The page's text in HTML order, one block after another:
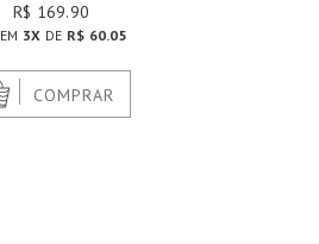
R$ 169.90
EM 3X DE R$ 60.05
COMPRAR